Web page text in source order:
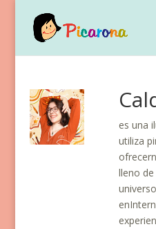
es una
utiliza
lleno